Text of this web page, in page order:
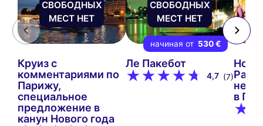
СВОБОДНЫХ
МЕСТ НЕТ
Круиз с
комментариями по
Парижу,
специальное
предложение в
канун Нового года
СВОБОДНЫХ
МЕСТ НЕТ
начиная от 530 €
Ле Пакебот
4,7 (7)
в